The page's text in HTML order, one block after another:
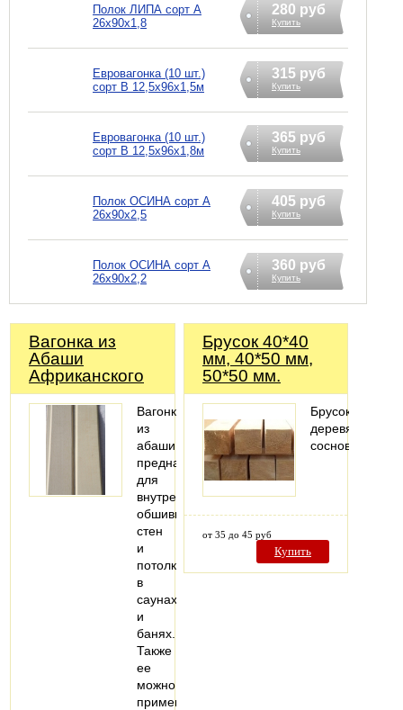
Полок ЛИПА сорт А
26х90х1,8
280 руб
Купить
Евровагонка (10 шт.)
сорт В 12,5х96х1,5м
315 руб
Купить
Евровагонка (10 шт.)
сорт В 12,5х96х1,8м
365 руб
Купить
Полок ОСИНА сорт А
26х90х2,5
405 руб
Купить
Полок ОСИНА сорт А
26х90х2,2
360 руб
Купить
Вагонка из
Абаши
Африканского
Вагонка
из
абаши
предназначена
для
внутренней
обшивки
стен
и
потолков
в
саунах
и
банях.
Также
ее
можно
применять
Брусок 40*40
мм, 40*50 мм,
50*50 мм.
Брусок
деревянный
сосновый
от 35 до 45 руб
Купить